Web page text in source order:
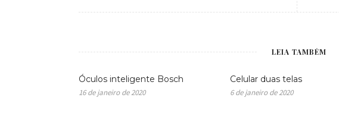
LEIA TAMBÉM
Óculos inteligente Bosch
16 de janeiro de 2020
Celular duas telas
6 de janeiro de 2020